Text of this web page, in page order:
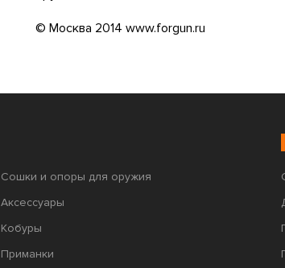
© Москва 2014 www.forgun.ru
Сошки и опоры для оружия
Аксессуары
Кобуры
Приманки